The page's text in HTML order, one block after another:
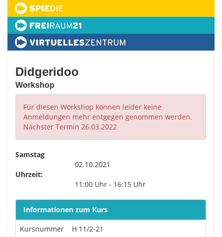
Didgeridoo
Workshop
Für diesen Workshop können leider keine
Anmeldungen mehr entgegen genommen werden.
Nächster Termin 26.03.2022
Samstag
02.10.2021
Uhrzeit:
11:00 Uhr - 16:15 Uhr
Informationen zum Kurs
Kursnummer
H 11/2-21